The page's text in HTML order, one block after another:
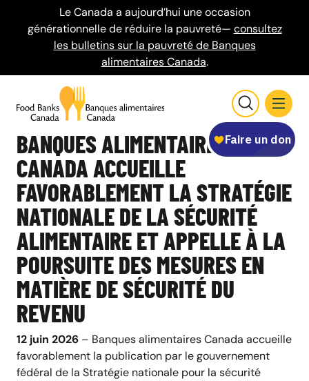
Le Canada a aujourd’hui une occasion
générationnelle de réduire la pauvreté— consultez
les bulletins sur la pauvreté de Banques
alimentaires Canada.
BANQUES ALIMENTAIRES
CANADA ACCUEILLE
FAVORABLEMENT LA STRATÉGIE
NATIONALE DE LA SÉCURITÉ
ALIMENTAIRE ET APPELLE À LA
POURSUITE DES MESURES EN
MATIÈRE DE SÉCURITÉ DU
REVENU
12 juin 2026 – Banques alimentaires Canada accueille
favorablement la publication par le gouvernement
fédéral de la Stratégie nationale pour la sécurité